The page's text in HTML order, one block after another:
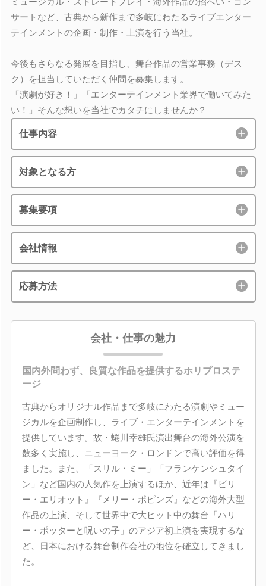
サートなど、古典から新作まで多岐にわたるライブエンター
テインメントの企画・制作・上演を行う当社。
今後もさらなる発展を目指し、舞台作品の営業事務（デス
ク）を担当していただく仲間を募集します。
「演劇が好き！」「エンターテインメント業界で働いてみた
い！」そんな想いを当社でカタチにしませんか？
仕事内容
対象となる方
募集要項
会社情報
応募方法
会社・仕事の魅力
国内外問わず、良質な作品を提供するホリプロステ
ージ
古典からオリジナル作品まで多岐にわたる演劇やミュー
ジカルを企画制作し、ライブ・エンターテインメントを
提供しています。故・蜷川幸雄氏演出舞台の海外公演を
数多く実施し、ニューヨーク・ロンドンで高い評価を得
ました。また、「スリル・ミー」「フランケンシュタイ
ン」など国内の人気作を上演するほか、近年は『ビリ
ー・エリオット』『メリー・ポピンズ』などの海外大型
作品の上演、そして世界中で大ヒット中の舞台「ハリ
ー・ポッターと呪いの子」のアジア初上演を実現するな
ど、日本における舞台制作会社の地位を確立してきまし
た。